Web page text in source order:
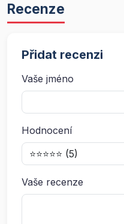
Recenze
Přidat recenzi
Vaše jméno
Hodnocení
Vaše recenze